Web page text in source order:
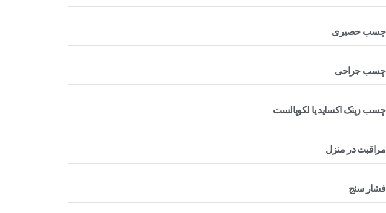
چسب حصیری
چسب جراحی
چسب زینک اکساید یا لکوپالست
مراقبت در منزل
فشار سنج